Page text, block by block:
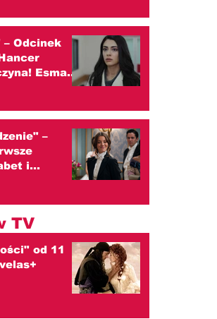
– Odcinek
Esma
zaciera
–
i
się wielką
TV
od 11